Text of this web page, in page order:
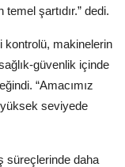
şartıdır.” dedi.
kontrolü, makinelerin
güvenlik içinde
“Amacımız
yüksek seviyede
süreçlerinde daha